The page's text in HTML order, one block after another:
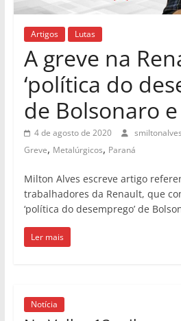
Artigos Lutas
A greve na
‘política do
de Bolsonaro
4 de agosto de 2020 smiltonalves
Greve, Metalúrgicos, Paraná
Milton Alves escreve artigo
trabalhadores da Renault, que
‘política do desemprego’ de
Ler mais
Notícia